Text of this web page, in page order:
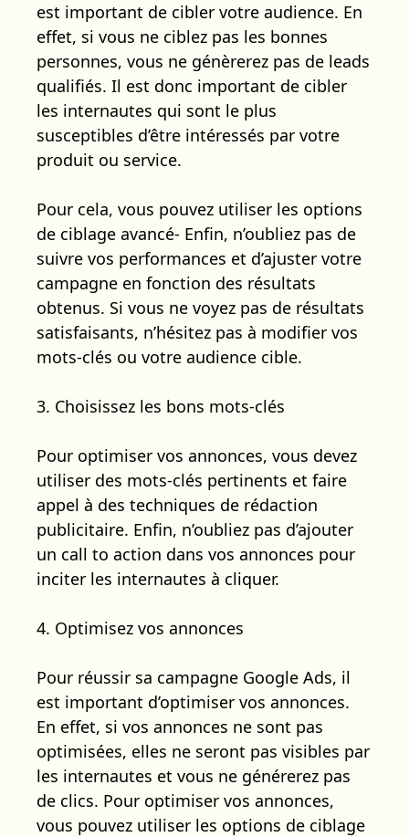
est important de cibler votre audience. En
effet, si vous ne ciblez pas les bonnes
personnes, vous ne génèrerez pas de leads
qualifiés. Il est donc important de cibler
les internautes qui sont le plus
susceptibles d’être intéressés par votre
produit ou service.
Pour cela, vous pouvez utiliser les options
de ciblage avancé- Enfin, n’oubliez pas de
suivre vos performances et d’ajuster votre
campagne en fonction des résultats
obtenus. Si vous ne voyez pas de résultats
satisfaisants, n’hésitez pas à modifier vos
mots-clés ou votre audience cible.
3. Choisissez les bons mots-clés
Pour optimiser vos annonces, vous devez
utiliser des mots-clés pertinents et faire
appel à des techniques de rédaction
publicitaire. Enfin, n’oubliez pas d’ajouter
un call to action dans vos annonces pour
inciter les internautes à cliquer.
4. Optimisez vos annonces
Pour réussir sa campagne Google Ads, il
est important d’optimiser vos annonces.
En effet, si vos annonces ne sont pas
optimisées, elles ne seront pas visibles par
les internautes et vous ne générerez pas
de clics. Pour optimiser vos annonces,
vous pouvez utiliser les options de ciblage